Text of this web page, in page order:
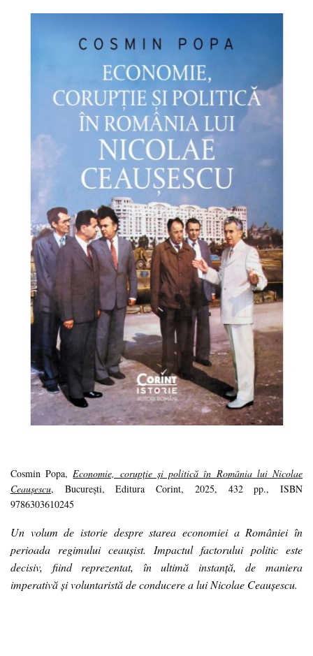
Cosmin Popa,Economie, corupție și politică în România lui Nicolae
Ceaușescu, București, Editura Corint, 2025, 432 pp., ISBN
9786303610245
Un volum de istorie despre starea economiei a României în
perioada regimului ceaușist. Impactul factorului politic este
decisiv, fiind reprezentat, în ultimă instanță, de maniera
imperativă și voluntaristă de conducere a lui Nicolae Ceaușescu.